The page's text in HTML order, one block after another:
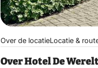
Over de locatieLocatie &
Over Hotel De